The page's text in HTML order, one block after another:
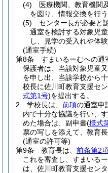
(4)
医療機関、教育機関
を図り、情報交換を行う
(5)
センター長が必要と
通室を検討する対象児
し、見学の受入れや体
(通室手続)
第8条
すまいるーむへの通
保護者は、当該対象児童
を申し出、当該学校から
校長に佐川町教育支援セ
式第1号)を提出する。
2
学校長は、 前項の通室申
内で十分な協議を行い、
めた場合は、副申書(様式
票の写しを添えて、教育長
(通室の許可等)
第9条
教育長は、 前条第2
これを審査し、すまいる
は、佐川町教育支援セン